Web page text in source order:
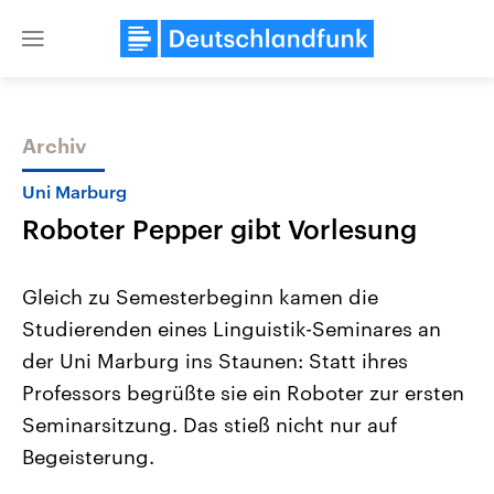
Close
Themen
Landtagswahl Sachsen-Anhalt
2026
Alle Informationen
Sachsen-Anhalt wählt am 6.
September 2026 einen neuen
Landtag. Seit 2021 wird das
Bundesland von einer Koalition aus
USA
Aktuelle Beiträge,
Hintergründe
Wirtschaftlich und
Archiv
Uni Marburg
Roboter Pepper gibt Vorlesung
Gleich zu Semesterbeginn kamen die
Studierenden eines Linguistik-Seminares an
der Uni Marburg ins Staunen: Statt ihres
Professors begrüßte sie ein Roboter zur ersten
Seminarsitzung. Das stieß nicht nur auf
Begeisterung.